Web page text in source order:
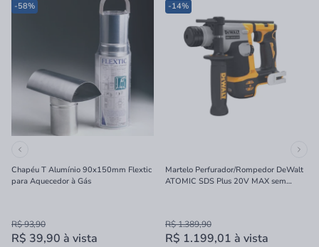
-58%
Chapéu T Alumínio 90x150mm Flextic
para Aquecedor à Gás
R$ 93,90
R$ 39,90 à vista
-14%
Martelo Perfurador/Rompedor DeWalt
ATOMIC SDS Plus 20V MAX sem
R$ 1.389,90
R$ 1.199,01 à vista